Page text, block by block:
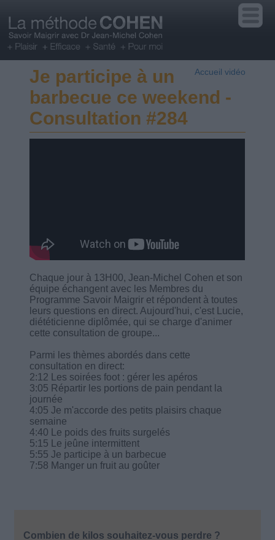
Accueil vidéo
Je participe à un
barbecue ce weekend -
Consultation #284
Chaque jour à 13H00, Jean-Michel Cohen et son
équipe échangent avec les Membres du
Programme Savoir Maigrir et répondent à toutes
leurs questions en direct. Aujourd'hui, c'est Lucie,
diététicienne diplômée, qui se charge d'animer
cette consultation de groupe...
Parmi les thèmes abordés dans cette
consultation en direct:
2:12 Les soirées foot : gérer les apéros
3:05 Répartir les portions de pain pendant la
journée
4:05 Je m'accorde des petits plaisirs chaque
semaine
4:40 Le poids des fruits surgelés
5:15 Le jeûne intermittent
5:55 Je participe à un barbecue
7:58 Manger un fruit au goûter
Combien de kilos souhaitez-vous perdre ?